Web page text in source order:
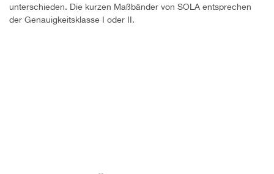
unterschieden. Die kurzen Maßbänder von SOLA entsprechen
der Genauigkeitsklasse I oder II.